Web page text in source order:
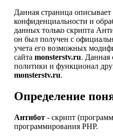
Данная страница
конфиденциальности и
данных только скрипта
он был получен с
учета его возможных
сайта monsterstv.ru. Данная
политики и функционал
monsterstv.ru.
Определение
Антибот - скрипт
программирования PHP.